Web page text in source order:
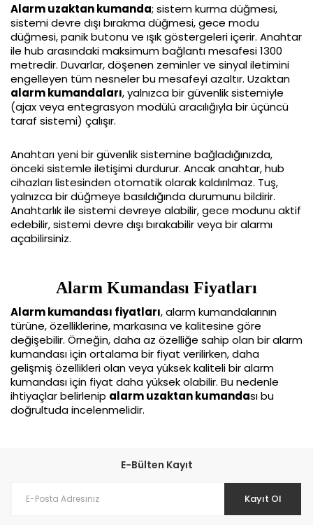
Alarm uzaktan kumanda; sistem kurma düğmesi,
sistemi devre dışı bırakma düğmesi, gece modu
düğmesi, panik butonu ve ışık göstergeleri içerir. Anahtar
ile hub arasındaki maksimum bağlantı mesafesi 1300
metredir. Duvarlar, döşenen zeminler ve sinyal iletimini
alarm kumandaları, yalnızca bir güvenlik sistemiyle
(ajax veya entegrasyon modülü aracılığıyla bir üçüncü
taraf sistemi) çalışır.
Anahtarı yeni bir güvenlik sistemine bağladığınızda,
önceki sistemle iletişimi durdurur. Ancak anahtar, hub
cihazları listesinden otomatik olarak kaldırılmaz. Tuş,
yalnızca bir düğmeye basıldığında durumunu bildirir.
Anahtarlık ile sistemi devreye alabilir, gece modunu aktif
edebilir, sistemi devre dışı bırakabilir veya bir alarmı
açabilirsiniz.
Alarm Kumandası Fiyatları
Alarm kumandası fiyatları, alarm kumandalarının
türüne, özelliklerine, markasına ve kalitesine göre
değişebilir. Örneğin, daha az özelliğe sahip olan bir alarm
kumandası için ortalama bir fiyat verilirken, daha
gelişmiş özellikleri olan veya yüksek kaliteli bir alarm
kumandası için fiyat daha yüksek olabilir. Bu nedenle
ihtiyaçlar belirlenip alarm uzaktan kumandası bu
doğrultuda incelenmelidir.
E-Bülten Kayıt
Kayıt Ol